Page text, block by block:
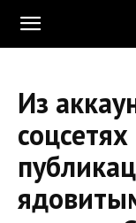
KLOOP.KG
Новости
Из